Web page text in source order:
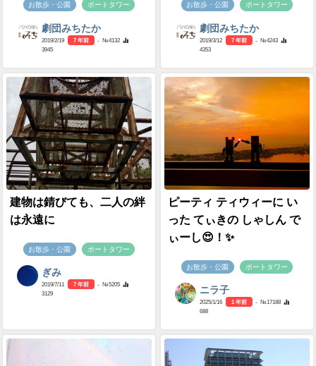
お散歩・公園 ポートタワー
劇団みちたか
2019/2/19 7 年前
- №4132
3945
お散歩・公園 ポートタワー
劇団みちたか
2019/3/12 7 年前
- №4243
4353
建物は錆びても、二人の絆
は永遠に
お散歩・公園 ポートタワー
ぎみ
2019/7/11 7 年前
- №5205
3129
ピーティ ティウィーに い
った てぃきの しゃしん で
ぃーし😍！✨
お散歩・公園 ポートタワー
ニラ子
2025/1/16 1 年前
- №17188
688